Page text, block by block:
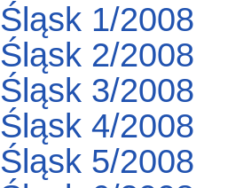
Śląsk 1/2008
Śląsk 2/2008
Śląsk 3/2008
Śląsk 4/2008
Śląsk 5/2008